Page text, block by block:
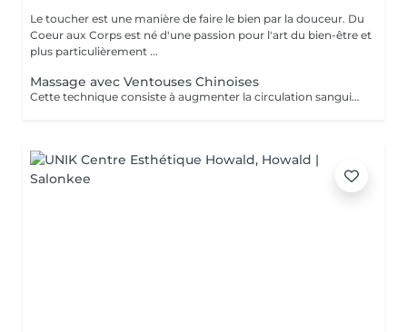
Le toucher est une manière de faire le bien par la douceur. Du
Coeur aux Corps est né d'une passion pour l'art du bien-être et
plus particulièrement ...
Massage avec Ventouses Chinoises
Cette technique consiste à augmenter la circulation sanguine. L'objectif est de créer un effet de succion qui favorisera la décongestion des tissus, l'évacuation des toxines et la mobilité des tissus. Prioritairement, cette pratique s'effectue sur le dos.